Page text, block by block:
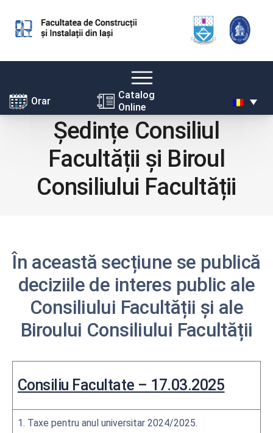
Skip
Orar
Catalog
Online
Ședințe Consiliul
Facultății și Biroul
Consiliului Facultății
În această secțiune se publică
deciziile de interes public ale
Consiliului Facultății și ale
Biroului Consiliului Facultății
Consiliu Facultate – 17.03.2025
1. Taxe pentru anul universitar 2024/2025.